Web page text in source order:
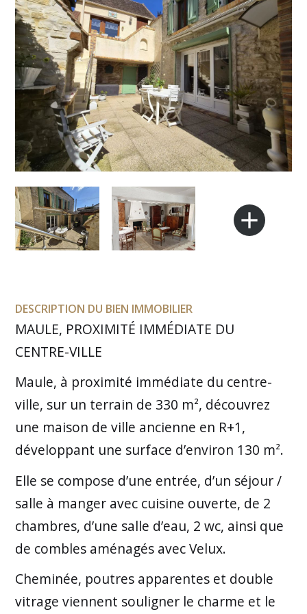
add
DESCRIPTION DU BIEN IMMOBILIER
MAULE, PROXIMITÉ IMMÉDIATE DU
CENTRE-VILLE
Maule, à proximité immédiate du centre-
ville, sur un terrain de 330 m², découvrez
une maison de ville ancienne en R+1,
développant une surface d’environ 130 m².
Elle se compose d’une entrée, d’un séjour /
salle à manger avec cuisine ouverte, de 2
chambres, d’une salle d’eau, 2 wc, ainsi que
de combles aménagés avec Velux.
Cheminée, poutres apparentes et double
vitrage viennent souligner le charme et le